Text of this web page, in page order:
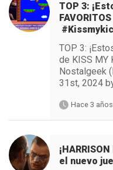
TOP 3:
TOP 3:
de KISS
Nostalgeek
31st, 2024
Hace 3 años
el nuevo